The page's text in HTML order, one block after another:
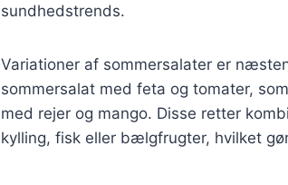
sundhedstrends.
Variationer af sommersalater er
sommersalat med feta og tomater,
med rejer og mango. Disse retter
kylling, fisk eller bælgfrugter, hvilket